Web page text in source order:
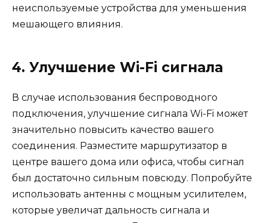
неиспользуемые устройства для уменьшения
мешающего влияния.
4. Улучшение Wi-Fi сигнала
В случае использования беспроводного
подключения, улучшение сигнала Wi-Fi может
значительно повысить качество вашего
соединения. Разместите маршрутизатор в
центре вашего дома или офиса, чтобы сигнал
был достаточно сильным повсюду. Попробуйте
использовать антенны с мощным усилителем,
которые увеличат дальность сигнала и